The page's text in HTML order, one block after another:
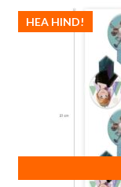
HEA HIND!